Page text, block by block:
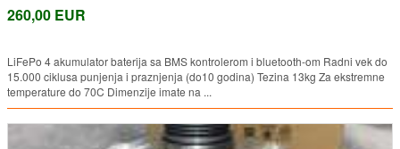
260,00 EUR
LiFePo 4 akumulator baterija sa BMS kontrolerom i bluetooth-om Radni vek do
15.000 ciklusa punjenja i praznjenja (do10 godina) Tezina 13kg Za ekstremne
temperature do 70C Dimenzije imate na ...